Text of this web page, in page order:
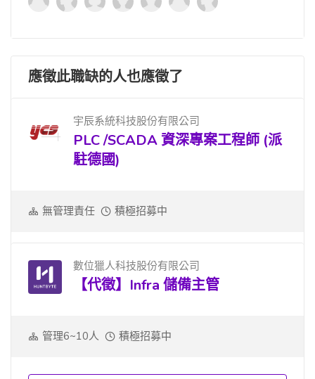
應徵此職缺的人也應徵了
宇辰系統科技股份有限公司
PLC /SCADA 資深專案工程師 (派
駐德國)
無管理責任 積極招募中
數位獵人科技股份有限公司
【代徵】Infra 儲備主管
管理6~10人 積極招募中